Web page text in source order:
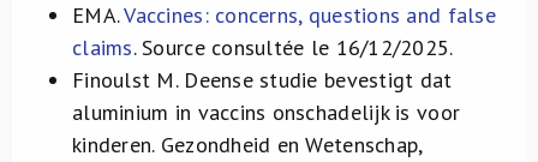
EMA.Vaccines: concerns, questions and false
claims. Source consultée le 16/12/2025.
Finoulst M. Deense studie bevestigt dat
aluminium in vaccins onschadelijk is voor
kinderen. Gezondheid en Wetenschap,